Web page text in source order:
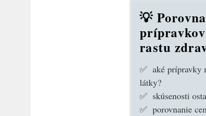
💡
rastu
✅ aké prípravky
látky?
✅ skúsenosti
✅ porovnanie